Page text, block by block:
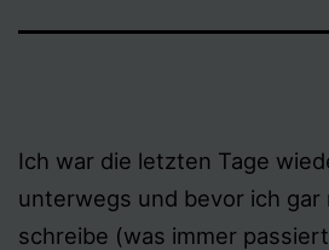
Ich war die letzten Tage
unterwegs und bevor ich gar
schreibe (was immer